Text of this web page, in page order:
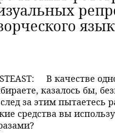
В качестве
казалось бы,
за этим
средства вы